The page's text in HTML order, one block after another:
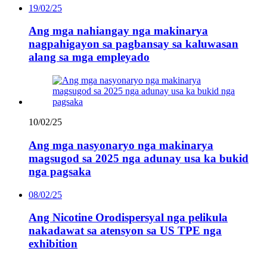
19/02/25
Ang mga nahiangay nga makinarya
nagpahigayon sa pagbansay sa kaluwasan
alang sa mga empleyado
10/02/25
Ang mga nasyonaryo nga makinarya
magsugod sa 2025 nga adunay usa ka bukid
nga pagsaka
08/02/25
Ang Nicotine Orodispersyal nga pelikula
nakadawat sa atensyon sa US TPE nga
exhibition